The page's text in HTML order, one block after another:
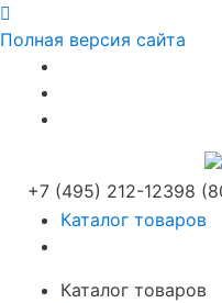
Полная версия сайта
+7 (495) 212-12398
Каталог товаров
Каталог товаров